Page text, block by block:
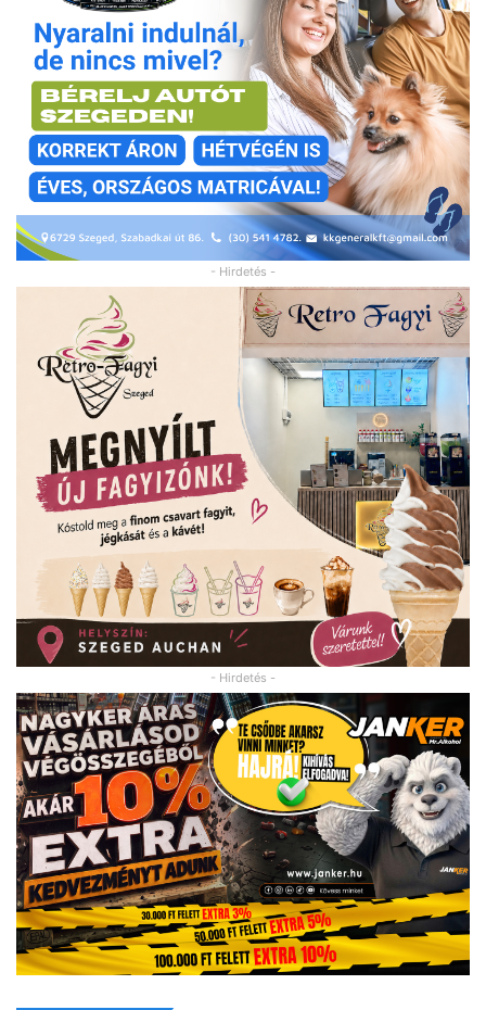
- Hirdetés -
- Hirdetés -